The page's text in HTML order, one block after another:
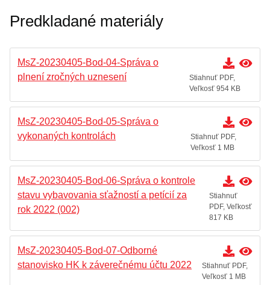
Predkladané materiály
MsZ-20230405-Bod-04-Správa o
plnení zročných uznesení
Stiahnuť PDF,
Veľkosť 954 KB
MsZ-20230405-Bod-05-Správa o
vykonaných kontrolách
Stiahnuť PDF,
Veľkosť 1 MB
MsZ-20230405-Bod-06-Správa o kontrole
stavu vybavovania sťažností a petícií za
rok 2022 (002)
Stiahnuť
PDF, Veľkosť
817 KB
MsZ-20230405-Bod-07-Odborné
stanovisko HK k záverečnému účtu 2022
Stiahnuť PDF,
Veľkosť 1 MB